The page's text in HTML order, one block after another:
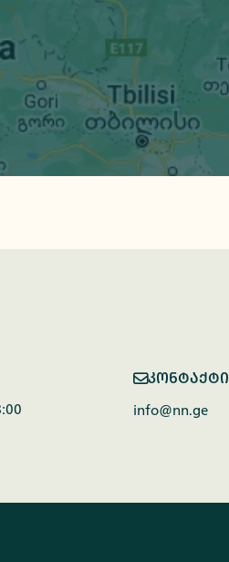
კონტაქტი
info@nn.ge